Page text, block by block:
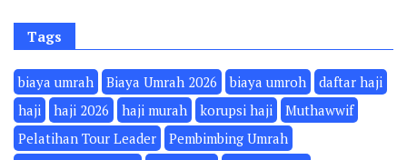
Tags
biaya umrah Biaya Umrah 2026 biaya umroh
daftar haji
haji
haji 2026 haji murah korupsi haji
Muthawwif
Pelatihan Tour Leader
Pembimbing Umrah